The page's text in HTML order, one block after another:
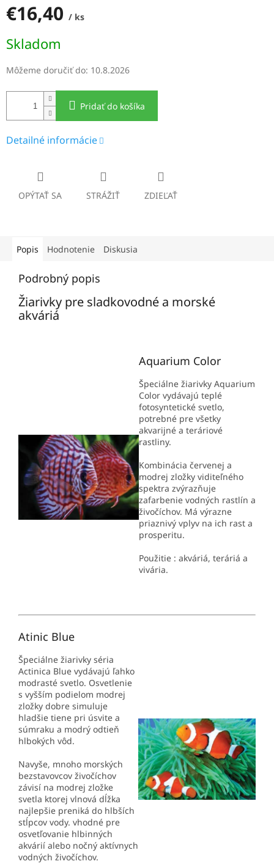
€16,40 / ks
cena:
Skladom
Môžeme doručiť do: 10.8.2026
Pridať do košíka
Detailné informácie
OPÝTAŤ SA STRÁŽIŤ ZDIEĽAŤ
Popis Hodnotenie Diskusia
Podrobný popis
Žiarivky pre sladkovodné a morské
akváriá
Aquarium Color
Špeciálne žiarivky Aquarium
Color vydávajú teplé
fotosyntetické svetlo,
potrebné pre všetky
akvarijné a teráriové
rastliny.
Kombinácia červenej a
modrej zložky viditeľného
spektra zvýrazňuje
zafarbenie vodných rastlín a
živočíchov. Má výrazne
priaznivý vplyv na ich rast a
prosperitu.
Použitie : akváriá, teráriá a
vivária.
Atinic Blue
Špeciálne žiarivky séria
Actinica Blue vydávajú ľahko
modrasté svetlo. Osvetlenie
s vyšším podielom modrej
zložky dobre simuluje
hladšie tiene pri úsvite a
súmraku a modrý odtieň
hlbokých vôd.
Navyše, mnoho morských
bezstavovcov živočíchov
závisí na modrej zložke
svetla ktorej vlnová dĺžka
najlepšie preniká do hlbších
stĺpcov vody. vhodné pre
osvetľovanie hlbinných
akvárií alebo nočný aktívnych
vodných živočíchov.